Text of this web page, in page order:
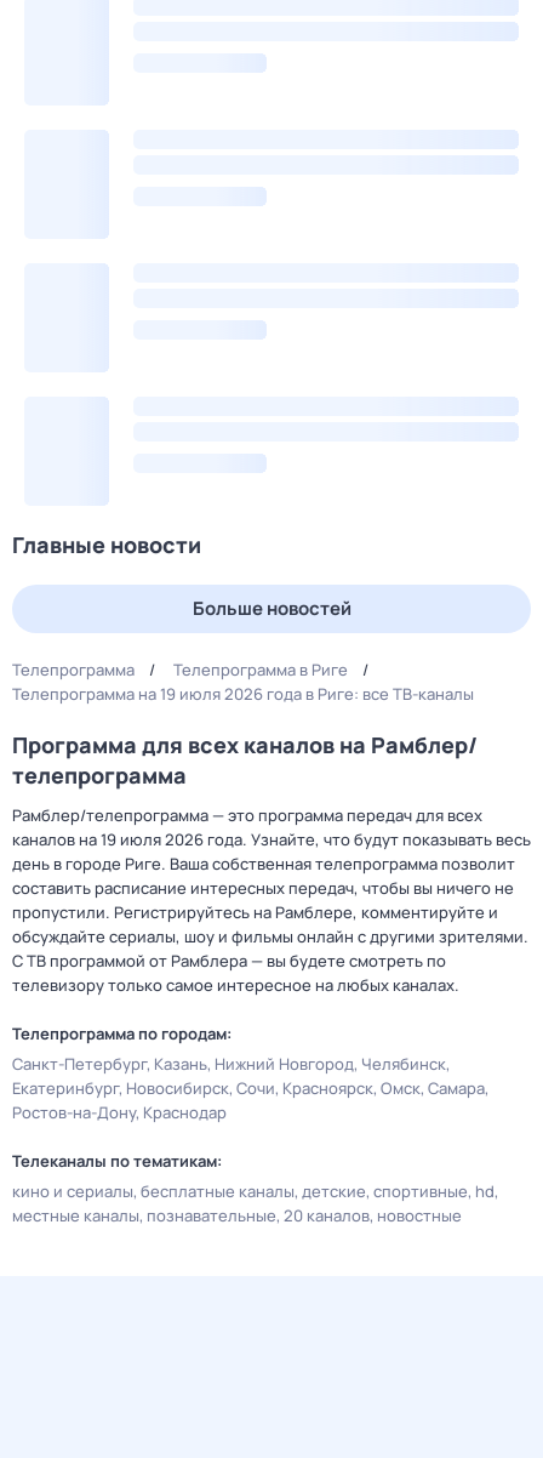
Главные новости
Больше новостей
Телепрограмма
Телепрограмма в Риге
Телепрограмма на 19 июля 2026 года в Риге: все ТВ-каналы
Программа для всех каналов на Рамблер/
телепрограмма
Рамблер/телепрограмма — это программа передач для всех
каналов на 19 июля 2026 года. Узнайте, что будут показывать весь
день в городе Риге. Ваша собственная телепрограмма позволит
составить расписание интересных передач, чтобы вы ничего не
пропустили. Регистрируйтесь на Рамблере, комментируйте и
обсуждайте сериалы, шоу и фильмы онлайн с другими зрителями.
С ТВ программой от Рамблера — вы будете смотреть по
телевизору только самое интересное на любых каналах.
Телепрограмма по городам:
Санкт-Петербург Казань Нижний Новгород Челябинск
Екатеринбург Новосибирск Сочи Красноярск Омск Самара
Ростов-на-Дону Краснодар
Телеканалы по тематикам:
кино и сериалы бесплатные каналы детские спортивные hd
местные каналы познавательные 20 каналов новостные